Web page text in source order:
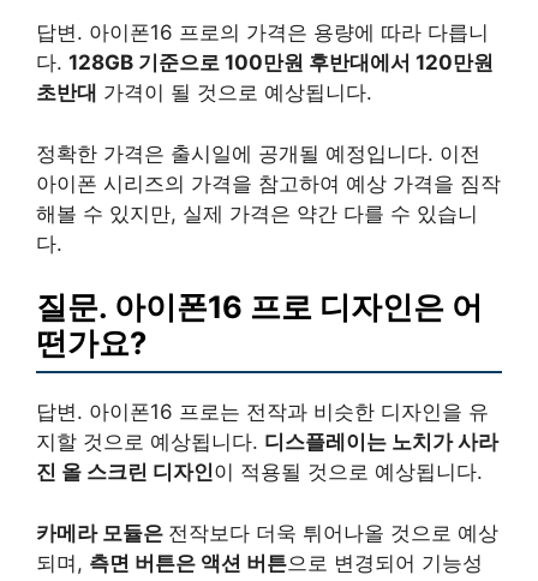
답변. 아이폰16 프로의 가격은 용량에 따라 다릅니
다. 128GB 기준으로 100만원 후반대에서 120만원
초반대 가격이 될 것으로 예상됩니다.
정확한 가격은 출시일에 공개될 예정입니다. 이전
아이폰 시리즈의 가격을 참고하여 예상 가격을 짐작
해볼 수 있지만, 실제 가격은 약간 다를 수 있습니
다.
질문. 아이폰16 프로 디자인은 어
떤가요?
답변. 아이폰16 프로는 전작과 비슷한 디자인을 유
지할 것으로 예상됩니다. 디스플레이는 노치가 사라
진 올 스크린 디자인이 적용될 것으로 예상됩니다.
카메라 모듈은 전작보다 더욱 튀어나올 것으로 예상
되며, 측면 버튼은 액션 버튼으로 변경되어 기능성